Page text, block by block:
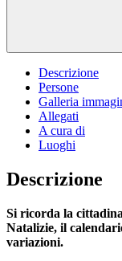
Descrizione
Persone
Galleria
Allegati
A cura di
Luoghi
Descrizione
Si ricorda la
Natalizie, il
variazioni.